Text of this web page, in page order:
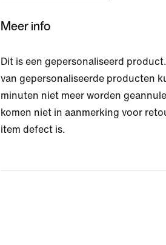
Meer info
Dit is een gepersonaliseerd
van gepersonaliseerde producten
minuten niet meer worden
komen niet in aanmerking voor
item defect is.